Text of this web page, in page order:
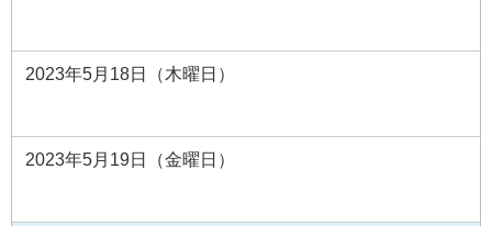
2023年5月18日（木曜日）
2023年5月19日（金曜日）